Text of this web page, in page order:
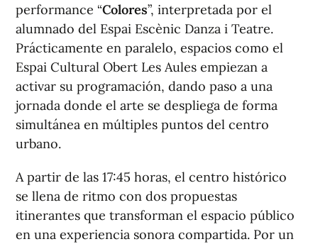
performance “Colores”, interpretada por el
alumnado del Espai Escènic Danza i Teatre.
Prácticamente en paralelo, espacios como el
Espai Cultural Obert Les Aules empiezan a
activar su programación, dando paso a una
jornada donde el arte se despliega de forma
simultánea en múltiples puntos del centro
urbano.
A partir de las 17:45 horas, el centro histórico
se llena de ritmo con dos propuestas
itinerantes que transforman el espacio público
en una experiencia sonora compartida. Por un